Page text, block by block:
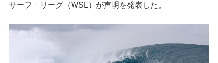
サーフ・リーグ（WSL）が声明を発表した。
FOLLOW US ON